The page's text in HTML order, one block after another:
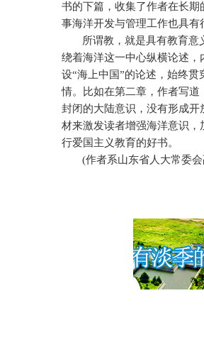
书的下篇，收集了作者在长
事海洋开发与管理工作也具有
所谓教，就是具有教育
绕着海洋这一中心纵横论述
设“海上中国”的论述，始终
情。比如在第二章，作者写
封闭的大陆意识，没有形成
材来激发读者增强海洋意识
行爱国主义教育的好书。
(作者系山东省人大常委